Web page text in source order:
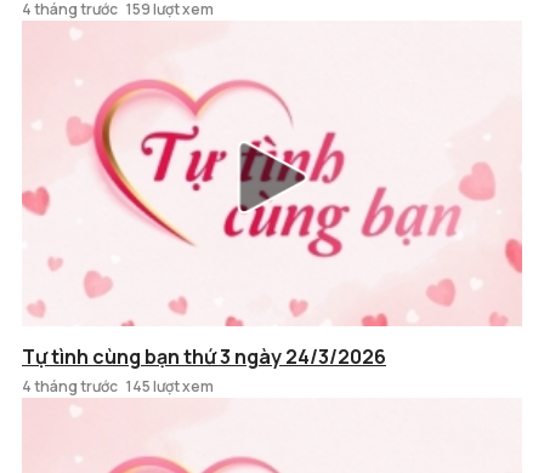
4 tháng trước 159 lượt xem
Tự tình cùng bạn thứ 3 ngày 24/3/2026
4 tháng trước 145 lượt xem